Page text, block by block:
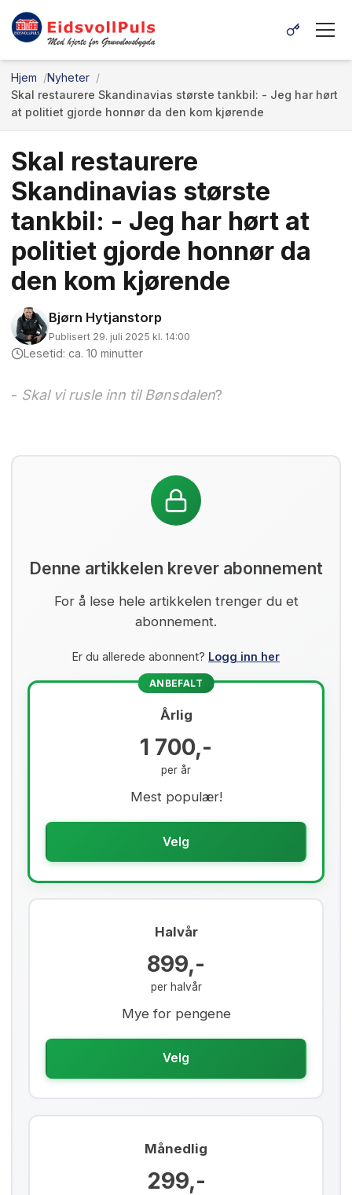
Hjem
Nyheter
Skal restaurere Skandinavias største tankbil: - Jeg har hørt
at politiet gjorde honnør da den kom kjørende
Skal restaurere
Skandinavias største
tankbil: - Jeg har hørt at
politiet gjorde honnør da
den kom kjørende
Bjørn Hytjanstorp
Publisert 29. juli 2025 kl. 14:00
Lesetid: ca. 10 minutter
- Skal vi rusle inn til Bønsdalen?
Denne artikkelen krever abonnement
For å lese hele artikkelen trenger du et
abonnement.
Er du allerede abonnent? Logg inn her
ANBEFALT
Årlig
1 700,-
per år
Mest populær!
Velg
Halvår
899,-
per halvår
Mye for pengene
Velg
Månedlig
299,-